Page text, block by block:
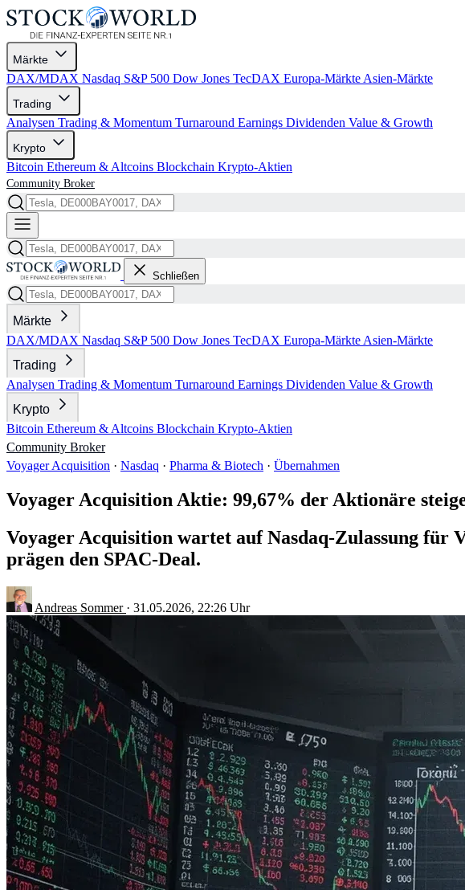
Märkte
DAX/MDAX Nasdaq S&P 500 Dow Jones TecDAX Europa-Märkte Asien-Märkte
Trading
Analysen Trading & Momentum Turnaround Earnings Dividenden Value & Growth
Krypto
Bitcoin Ethereum & Altcoins Blockchain Krypto-Aktien
Community Broker
Schließen
Märkte
DAX/MDAX Nasdaq S&P 500 Dow Jones TecDAX Europa-Märkte Asien-Märkte
Trading
Analysen Trading & Momentum Turnaround Earnings Dividenden Value & Growth
Krypto
Bitcoin Ethereum & Altcoins Blockchain Krypto-Aktien
Community Broker
Voyager Acquisition · Nasdaq · Pharma & Biotech · Übernahmen
Voyager Acquisition Aktie: 99,67% der Aktionäre
Voyager Acquisition wartet auf Nasdaq-Zulassung für
prägen den SPAC-Deal.
Andreas Sommer · 31.05.2026, 22:26 Uhr